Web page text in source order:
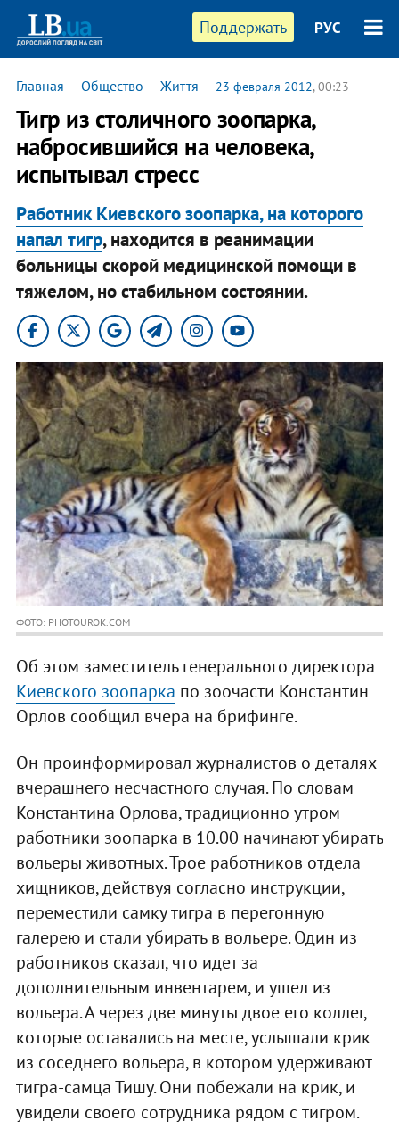
Поддержать РУС
Главная — Общество — Життя — 23 февраля 2012, 00:23
Тигр из столичного зоопарка,
набросившийся на человека,
испытывал стресс
Работник Киевского зоопарка, на которого
напал тигр, находится в реанимации
больницы скорой медицинской помощи в
тяжелом, но стабильном состоянии.
ФОТО: PHOTOUROK.COM
Об этом заместитель генерального директора
Киевского зоопарка по зоочасти Константин
Орлов сообщил вчера на брифинге.
Он проинформировал журналистов о деталях
вчерашнего несчастного случая. По словам
Константина Орлова, традиционно утром
работники зоопарка в 10.00 начинают убирать
вольеры животных. Трое работников отдела
хищников, действуя согласно инструкции,
переместили самку тигра в перегонную
галерею и стали убирать в вольере. Один из
работников сказал, что идет за
дополнительным инвентарем, и ушел из
вольера. А через две минуты двое его коллег,
которые оставались на месте, услышали крик
из соседнего вольера, в котором удерживают
тигра-самца Тишу. Они побежали на крик, и
увидели своего сотрудника рядом с тигром.